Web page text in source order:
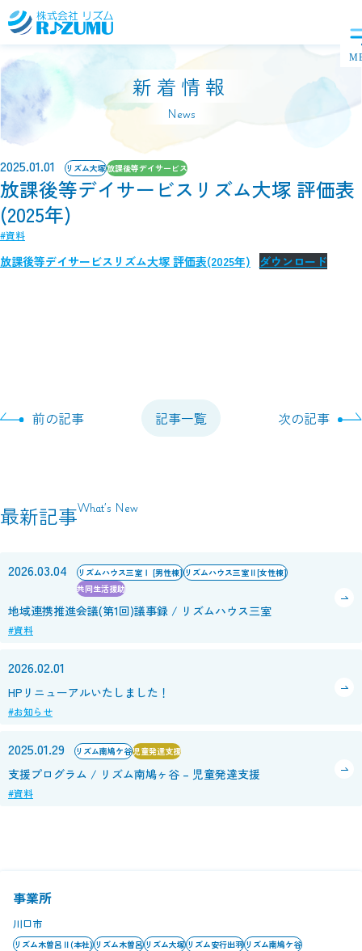
新着情報
News
2025.01.01 リズム大塚放課後等デイサービス
放課後等デイサービスリズム大塚 評価表
(2025年)
#資料
放課後等デイサービスリズム大塚 評価表(2025年) ダウンロード
前の記事 記事一覧 次の記事
最新記事What’s New
2026.03.04 リズムハウス三室Ⅰ [男性棟]リズムハウス三室Ⅱ[女性棟]
共同生活援助
地域連携推進会議(第1回)議事録 / リズムハウス三室
#資料
2026.02.01
HPリニューアルいたしました！
#お知らせ
2025.01.29 リズム南鳩ケ谷児童発達支援
支援プログラム / リズム南鳩ヶ谷 – 児童発達支援
#資料
事業所
川口市
リズム木曽呂Ⅱ(本社)リズム木曽呂リズム大塚リズム安行出羽リズム南鳩ケ谷